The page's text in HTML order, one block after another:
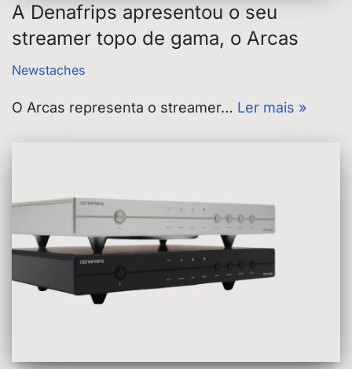
A Denafrips apresentou o seu
streamer topo de gama, o Arcas
Newstaches
O Arcas representa o streamer… Ler mais »